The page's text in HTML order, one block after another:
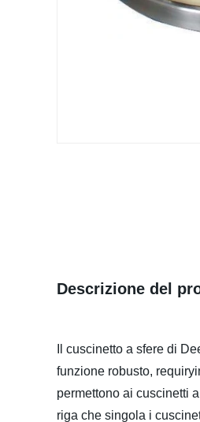
Descrizione del
Il cuscinetto a sfere di
funzione robusto,
permettono ai cuscinetti
riga che singola i